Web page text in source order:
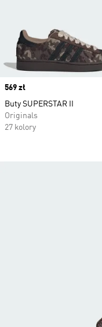
Price
569 zł
Buty SUPERSTAR II
Originals
27 kolory